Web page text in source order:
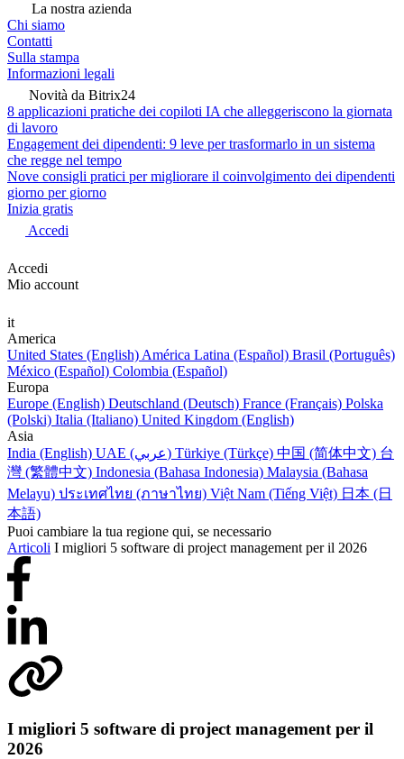
La nostra azienda
Chi siamo
Contatti
Sulla stampa
Informazioni legali
Novità da Bitrix24
8 applicazioni pratiche dei copiloti IA che alleggeriscono la giornata
di lavoro
Engagement dei dipendenti: 9 leve per trasformarlo in un sistema
che regge nel tempo
Nove consigli pratici per migliorare il coinvolgimento dei dipendenti
giorno per giorno
Inizia gratis
Accedi
Accedi
Mio account
it
America
United States (English) América Latina (Español) Brasil (Português)
México (Español) Colombia (Español)
Europa
Europe (English) Deutschland (Deutsch) France (Français) Polska
(Polski) Italia (Italiano) United Kingdom (English)
Asia
India (English)
UAE (عربي) Türkiye (Türkçe) 中国 (简体中文) 台
灣 (繁體中文) Indonesia (Bahasa Indonesia) Malaysia (Bahasa
Melayu) ประเทศไทย (ภาษาไทย) Việt Nam (Tiếng Việt) 日本 (日
本語)
Puoi cambiare la tua regione qui, se necessario
Articoli I migliori 5 software di project management per il 2026
I migliori 5 software di project management per il
2026